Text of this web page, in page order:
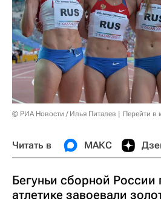
© РИА Новости / Илья Питалев Перейти в
Читать в МАКС
Бегуньи сборной России
атлетике завоевали